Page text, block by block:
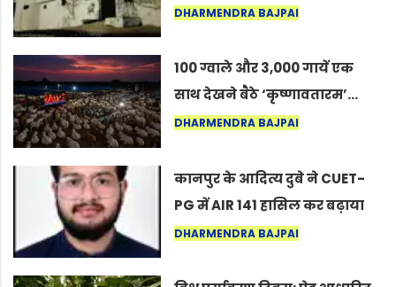
का वह अनकहा अध्याय जो आज भी
DHARMENDRA BAJPAI
100 ग्वाले और 3,000 गायें एक
साथ देखने बैठे ‘कृष्णावतारम’…
नागपुर में दिखा ऐसा नज़ारा कि
कर सकते हैं”
DHARMENDRA BAJPAI
कानपुर के आदित्य दुबे ने CUET-
PG में AIR 141 हासिल कर बढ़ाया
शहर का मान
DHARMENDRA BAJPAI